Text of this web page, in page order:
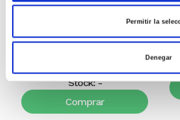
Permitir la
Denegar
Miguel Ángel Gómez & Pedro
Stock:-
Comprar